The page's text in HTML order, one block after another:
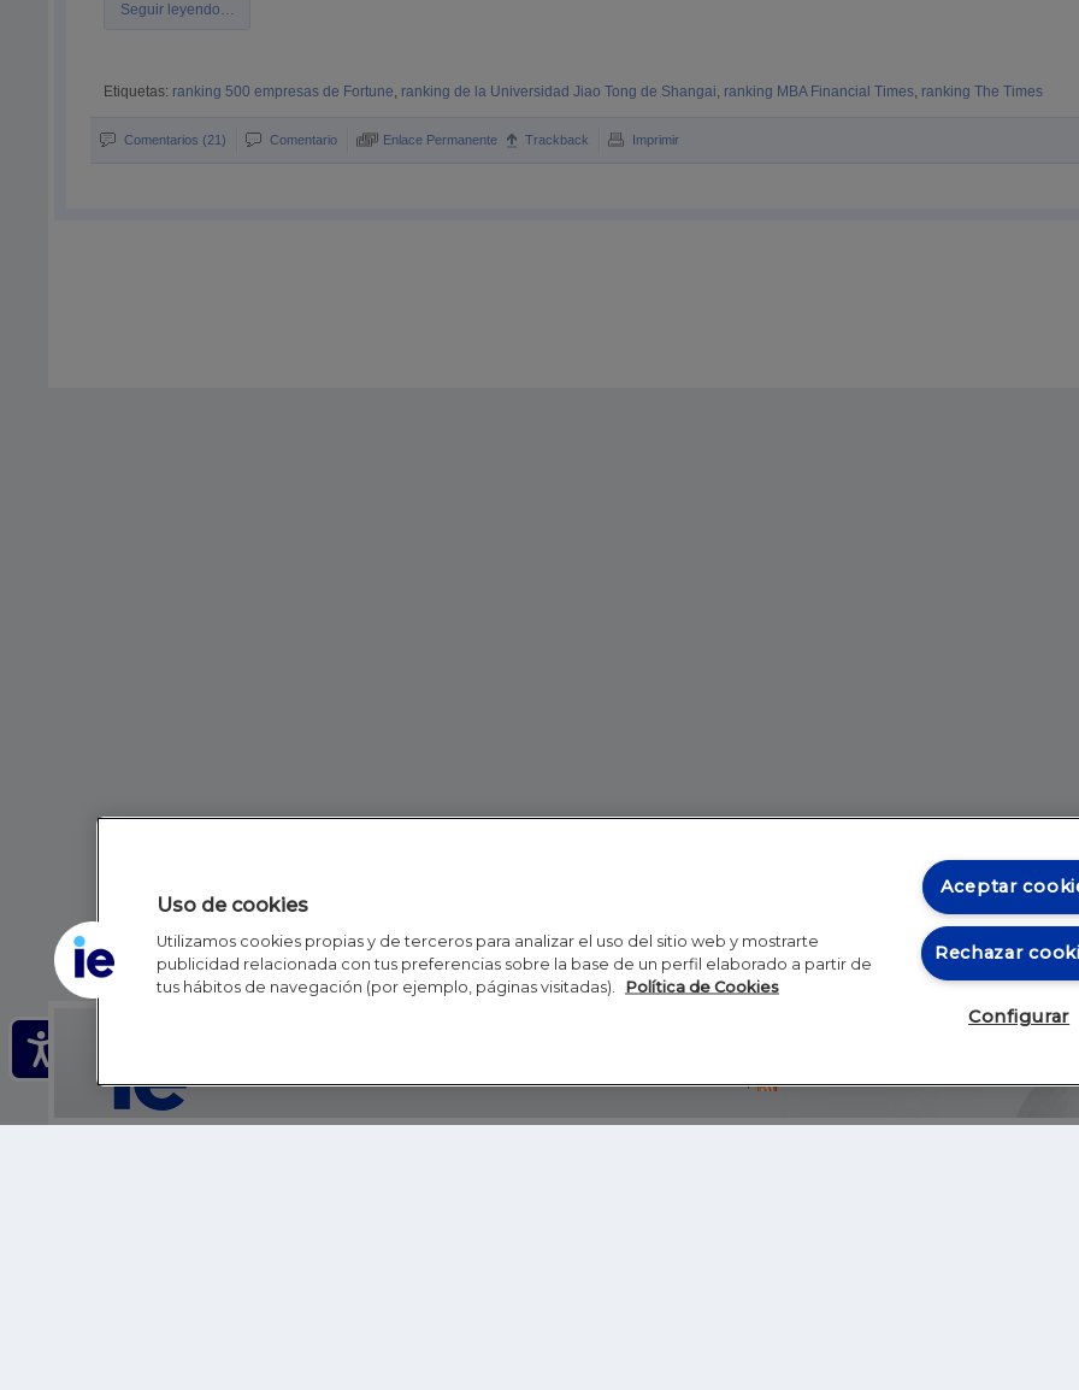
Seguir leyendo…
Etiquetas: ranking 500 empresas de Fortune, ranking de la Universidad Jiao Tong de Shangai, ranking MBA Financial Times, ranking The Times
Comentarios (21) Comentario Enlace Permanente Trackback Imprimir
Inicio RSS
Uso de cookies
Utilizamos cookies propias y de terceros para analizar el uso del sitio web y mostrarte
publicidad relacionada con tus preferencias sobre la base de un perfil elaborado a partir de
tus hábitos de navegación (por ejemplo, páginas visitadas).
Política de Cookies
Aceptar
Rechazar
Configurar